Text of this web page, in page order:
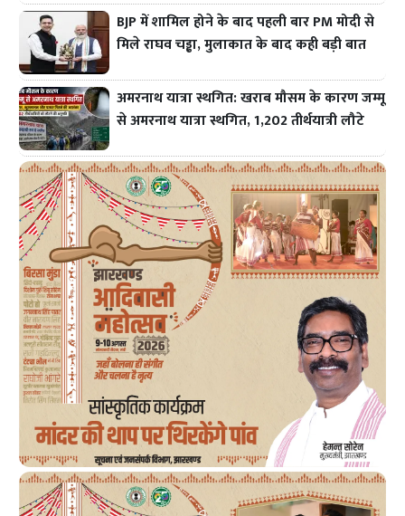
BJP में शामिल होने के बाद पहली बार PM मोदी से
मिले राघव चड्ढा, मुलाकात के बाद कही बड़ी बात
अमरनाथ यात्रा स्थगित: खराब मौसम के कारण जम्मू
से अमरनाथ यात्रा स्थगित, 1,202 तीर्थयात्री लौटे